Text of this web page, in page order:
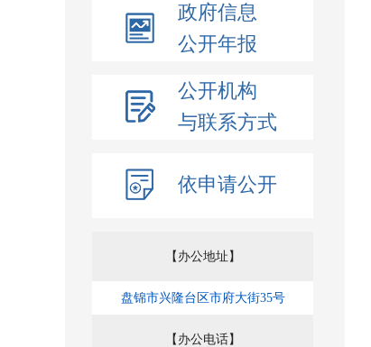
政府信息
公开年报
公开机构
与联系方式
依申请公开
【办公地址】
盘锦市兴隆台区市府大街35号
【办公电话】